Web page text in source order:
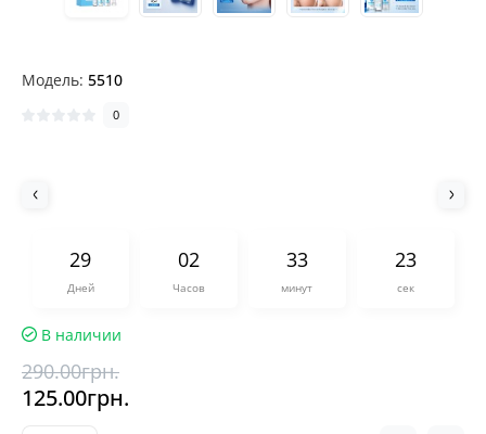
Модель: 5510
0
29
Дней
02
Часов
33
минут
23
сек
В наличии
290.00грн.
125.00грн.